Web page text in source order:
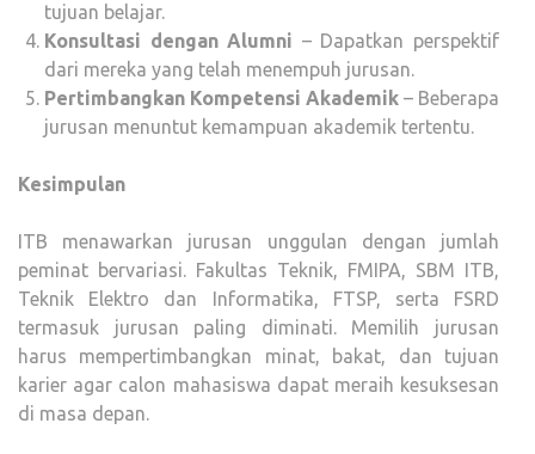
tujuan belajar.
Konsultasi dengan Alumni – Dapatkan perspektif
dari mereka yang telah menempuh jurusan.
Pertimbangkan Kompetensi Akademik – Beberapa
jurusan menuntut kemampuan akademik tertentu.
Kesimpulan
ITB menawarkan jurusan unggulan dengan jumlah
peminat bervariasi. Fakultas Teknik, FMIPA, SBM ITB,
Teknik Elektro dan Informatika, FTSP, serta FSRD
termasuk jurusan paling diminati. Memilih jurusan
harus mempertimbangkan minat, bakat, dan tujuan
karier agar calon mahasiswa dapat meraih kesuksesan
di masa depan.